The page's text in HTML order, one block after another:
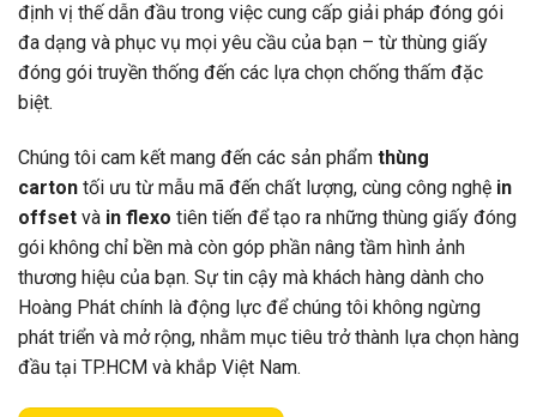
định vị thế dẫn đầu trong việc cung cấp giải pháp đóng gói
đa dạng và phục vụ mọi yêu cầu của bạn – từ thùng giấy
đóng gói truyền thống đến các lựa chọn chống thấm đặc
biệt.
Chúng tôi cam kết mang đến các sản phẩm thùng
carton tối ưu từ mẫu mã đến chất lượng, cùng công nghệ in
offset và in flexo tiên tiến để tạo ra những thùng giấy đóng
gói không chỉ bền mà còn góp phần nâng tầm hình ảnh
thương hiệu của bạn. Sự tin cậy mà khách hàng dành cho
Hoàng Phát chính là động lực để chúng tôi không ngừng
phát triển và mở rộng, nhằm mục tiêu trở thành lựa chọn hàng
đầu tại TP.HCM và khắp Việt Nam.